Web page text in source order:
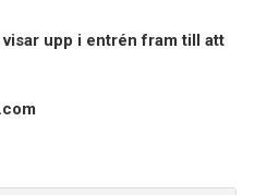
upp i entrén fram till att